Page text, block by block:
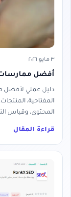
٣ مايو ٢٠٢٦
أفضل
دليل عملي لأفضل
المفتاحية،
المحتوى، وقياس
قراءة المقال